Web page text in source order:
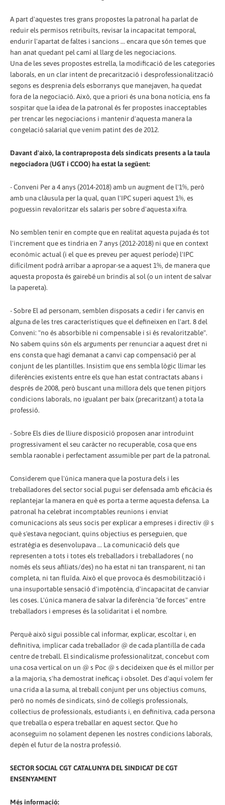
A part d'aquestes tres grans propostes la patronal ha parlat de
reduir els permisos retribuïts, revisar la incapacitat temporal,
endurir l'apartat de faltes i sancions ... encara que són temes que
han anat quedant pel camí al llarg de les negociacions.
Una de les seves propostes estrella, la modificació de les categories
laborals, en un clar intent de precarització i desprofessionalització
segons es desprenia dels esborranys que manejaven, ha quedat
fora de la negociació. Això, que a priori és una bona notícia, ens fa
sospitar que la idea de la patronal és fer propostes inacceptables
per trencar les negociacions i mantenir d'aquesta manera la
congelació salarial que venim patint des de 2012.
Davant d'això, la contraproposta dels sindicats presents a la taula
negociadora (UGT i CCOO) ha estat la següent:
- Conveni Per a 4 anys (2014-2018) amb un augment de l'1%, però
amb una clàusula per la qual, quan l'IPC superi aquest 1%, es
poguessin revaloritzar els salaris per sobre d'aquesta xifra.
No semblen tenir en compte que en realitat aquesta pujada és tot
l'increment que es tindria en 7 anys (2012-2018) ni que en context
econòmic actual (i el que es preveu per aquest període) l'IPC
difícilment podrà arribar a apropar-se a aquest 1%, de manera que
aquesta proposta és gairebé un brindis al sol (o un intent de salvar
la papereta).
- Sobre El ad personam, semblen disposats a cedir i fer canvis en
alguna de les tres característiques que el defineixen en l'art. 8 del
Conveni: "no és absorbible ni compensable i si és revaloritzable".
No sabem quins són els arguments per renunciar a aquest dret ni
ens consta que hagi demanat a canvi cap compensació per al
conjunt de les plantilles. Insistim que ens sembla lògic llimar les
diferències existents entre els que han estat contractats abans i
després de 2008, però buscant una millora dels que tenen pitjors
condicions laborals, no igualant per baix (precaritzant) a tota la
professió.
- Sobre Els dies de lliure disposició proposen anar introduint
progressivament el seu caràcter no recuperable, cosa que ens
sembla raonable i perfectament assumible per part de la patronal.
Considerem que l'única manera que la postura dels i les
treballadores del sector social pugui ser defensada amb eficàcia és
replantejar la manera en què es porta a terme aquesta defensa. La
patronal ha celebrat incomptables reunions i enviat
comunicacions als seus socis per explicar a empreses i directiv @ s
què s'estava negociant, quins objectius es perseguien, que
estratègia es desenvolupava ... La comunicació dels que
representen a tots i totes els treballadors i treballadores ( no
només els seus afiliats/des) no ha estat ni tan transparent, ni tan
completa, ni tan fluïda. Això el que provoca és desmobilització i
una insuportable sensació d'impotència, d'incapacitat de canviar
les coses. L'única manera de salvar la diferència "de forces" entre
treballadors i empreses és la solidaritat i el nombre.
Perquè això sigui possible cal informar, explicar, escoltar i, en
definitiva, implicar cada treballador @ de cada plantilla de cada
centre de treball. El sindicalisme professionalitzat, concebut com
una cosa vertical on un @ s Poc @ s decideixen que és el millor per
a la majoria, s'ha demostrat ineficaç i obsolet. Des d'aquí volem fer
una crida a la suma, al treball conjunt per uns objectius comuns,
però no només de sindicats, sinó de col·legis professionals,
col·lectius de professionals, estudiants i, en definitiva, cada persona
que treballa o espera treballar en aquest sector. Que ho
aconseguim no solament depenen les nostres condicions laborals,
depèn el futur de la nostra professió.
SECTOR SOCIAL CGT CATALUNYA DEL SINDICAT DE CGT
ENSENYAMENT
Més informació: